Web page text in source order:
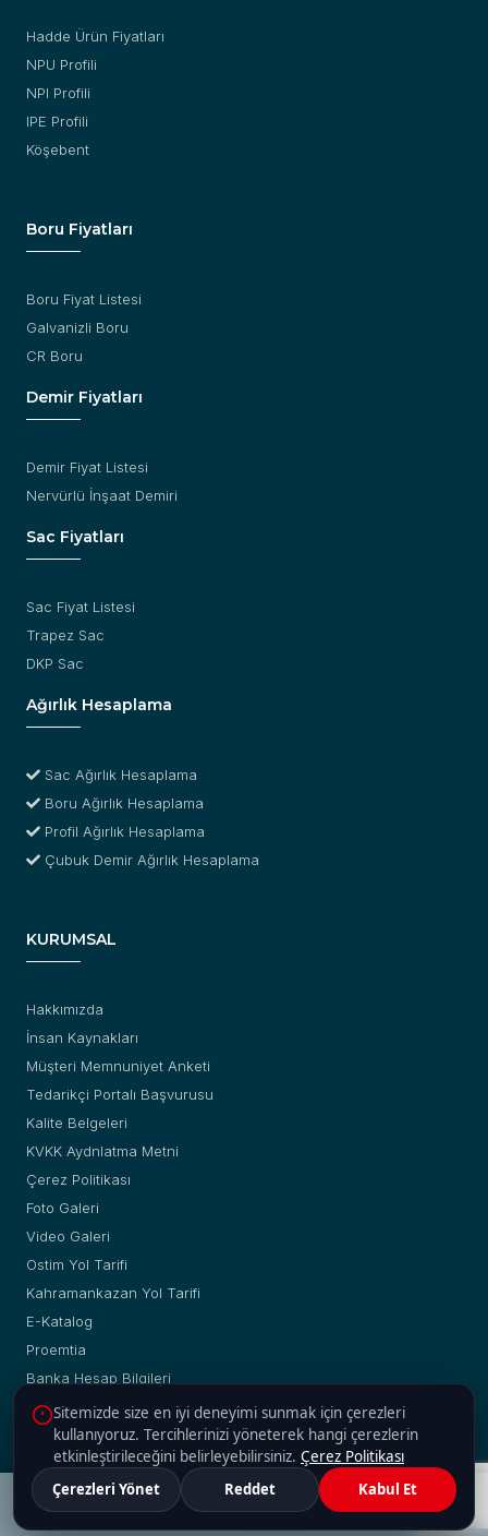
Hadde Ürün Fiyatları
NPU Profili
NPI Profili
IPE Profili
Köşebent
Boru Fiyatları
Boru Fiyat Listesi
Galvanizli Boru
CR Boru
Demir Fiyatları
Demir Fiyat Listesi
Nervürlü İnşaat Demiri
Sac Fiyatları
Sac Fiyat Listesi
Trapez Sac
DKP Sac
Ağırlık Hesaplama
Sac Ağırlık Hesaplama
Boru Ağırlık Hesaplama
Profil Ağırlık Hesaplama
Çubuk Demir Ağırlık Hesaplama
KURUMSAL
Hakkımızda
İnsan Kaynakları
Müşteri Memnuniyet Anketi
Tedarikçi Portalı Başvurusu
Kalite Belgeleri
KVKK Aydnlatma Metni
Çerez Politikası
Foto Galeri
Video Galeri
Ostim Yol Tarifi
Kahramankazan Yol Tarifi
E-Katalog
Proemtia
Banka Hesap Bilgileri
© Copyright 2019 - 2026 | Yakup Yılmaz Boru Profil A.Ş. |
Web :
Sitemizde size en iyi deneyimi sunmak için çerezleri
kullanıyoruz. Tercihlerinizi yöneterek hangi çerezlerin
etkinleştirileceğini belirleyebilirsiniz. Çerez Politikası
Çerezleri Yönet
Reddet Kabul Et